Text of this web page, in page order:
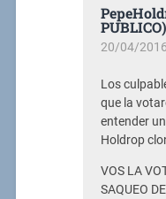
20/04/
Los
que la
entender
Holdrop
VOS LA
SAQUEO